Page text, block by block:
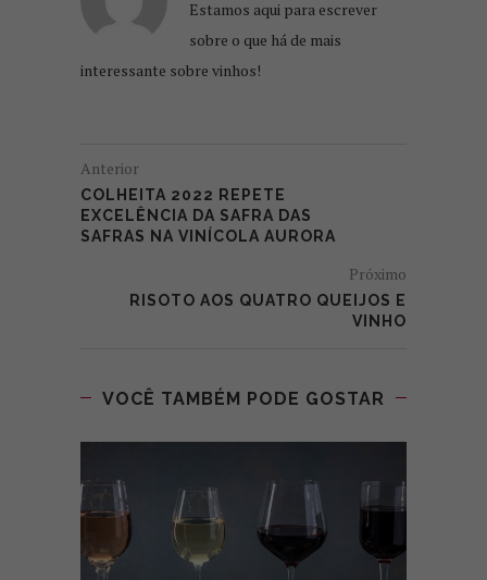
Estamos aqui para escrever
sobre o que há de mais
interessante sobre vinhos!
Anterior
COLHEITA 2022 REPETE
EXCELÊNCIA DA SAFRA DAS
SAFRAS NA VINÍCOLA AURORA
Próximo
RISOTO AOS QUATRO QUEIJOS E
VINHO
VOCÊ TAMBÉM PODE GOSTAR